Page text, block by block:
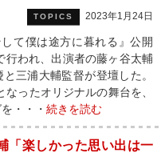
TOPICS 2023年1月24日
て僕は途方に暮れる』公開
行われ、出演者の藤ヶ谷太輔
三浦大輔監督が登壇した。
ったオリジナルの舞台を、
・・・ 続きを読む
「楽しかった思い出は一